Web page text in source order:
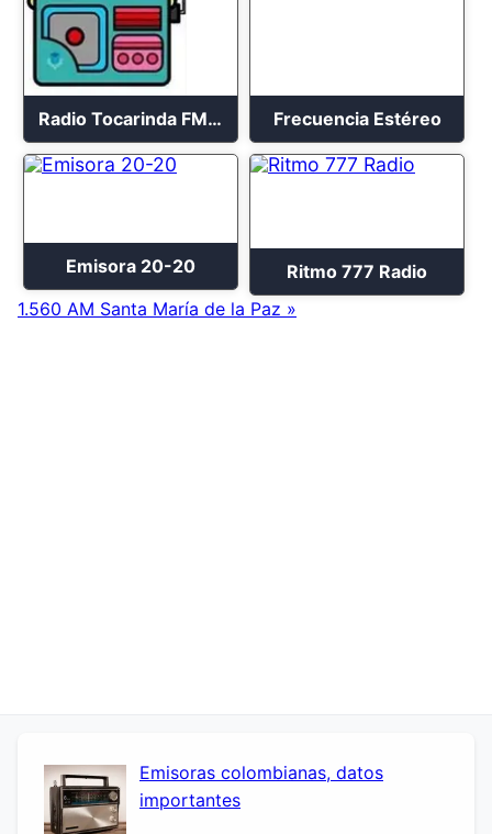
Emisoras colombianas, datos
importantes
Radio Tocarinda FM 2023 Frecuencia Estéreo
Emisora 20-20
Ritmo 777 Radio
1.560 AM Santa María de la Paz »